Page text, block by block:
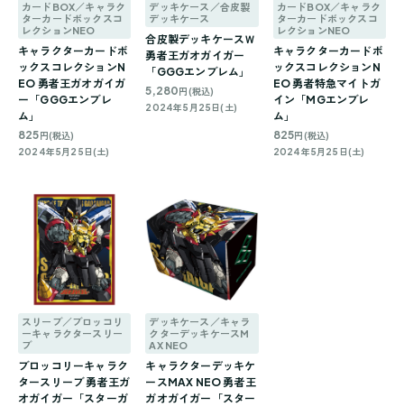
カードBOX／キャラク
ターカードボックスコ
レクションNEO
キャラクターカードボ
ックスコレクションN
EO 勇者王ガオガイガ
ー「GGGエンブレ
ム」
825円(税込)
2024年5月25日(土)
デッキケース／合皮製
デッキケース
合皮製デッキケースＷ
勇者王ガオガイガー
「GGGエンブレム」
5,280円(税込)
2024年5月25日(土)
カードBOX／キャラク
ターカードボックスコ
レクションNEO
キャラクターカードボ
ックスコレクションN
EO 勇者特急マイトガ
イン「MGエンブレ
ム」
825円(税込)
2024年5月25日(土)
スリーブ／ブロッコリ
ーキャラクタースリー
ブ
ブロッコリーキャラク
タースリーブ 勇者王ガ
オガイガー「スターガ
デッキケース／キャラ
クターデッキケースM
AX NEO
キャラクターデッキケ
ースMAX NEO 勇者王
ガオガイガー「スター